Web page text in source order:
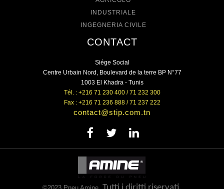
INDUSTRIALE
INGEGNERIA CIVILE
CONTACT
Siége Social
Centre Urbain Nord, Boulevard de la terre BP N°77
1003 El Khadra - Tunis
Tél. : +216 71 230 400 / 71 232 300
Fax : +216 71 236 888 / 71 237 222
contact@stip.com.tn